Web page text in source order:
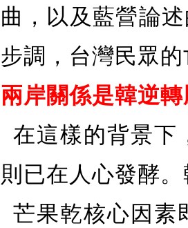
曲，以及藍營論
步調，台灣民眾
兩岸關係是韓逆
在這樣的背景下
則已在人心發酵
芒果乾核心因素